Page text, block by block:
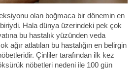
olan boğmaca bir dönemin en
Hala dünya üzerindeki pek çok
bu hastalık yüzünden veda
ağır atlatılan bu hastalığın en belirgin
Çinliler tarafından ilk kez
nöbetleri nedeni ile 100 gün